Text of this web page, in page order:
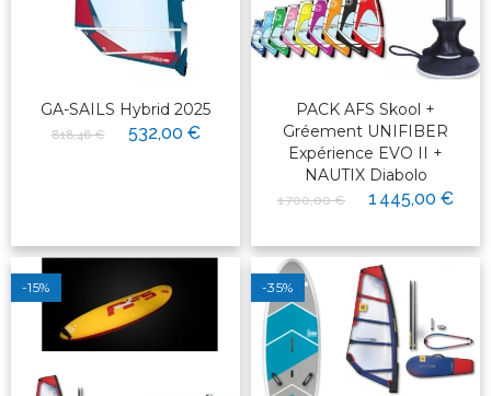
GA-SAILS Hybrid 2025
818,46 € 532,00 €
PACK AFS Skool +
Gréement UNIFIBER
Expérience EVO II +
NAUTIX Diabolo
1 700,00 € 1 445,00 €
-15% -35%